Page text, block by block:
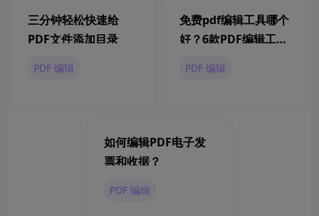
三分钟轻松快速给
PDF文件添加目录
PDF 编辑
免费pdf编辑工具哪个
好？6款PDF编辑工具
PDF 编辑
如何编辑PDF电子发
票和收据？
PDF 编辑